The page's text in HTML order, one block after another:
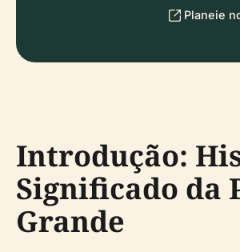
Planeie
Introdução:
Significado da
Grande